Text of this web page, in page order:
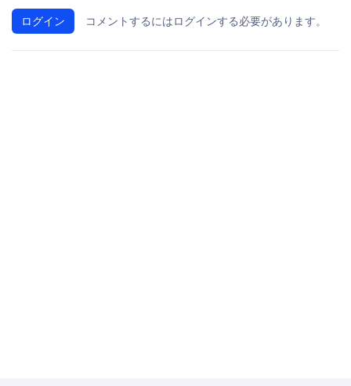
ログイン コメントするにはログインする必要があります。